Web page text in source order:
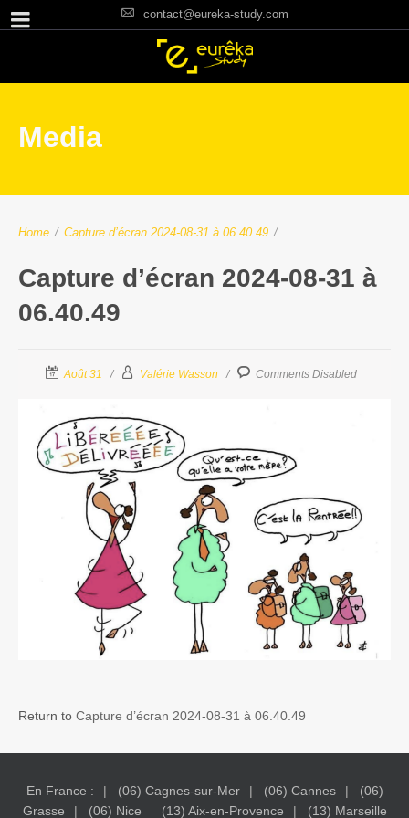
contact@eureka-study.com
Media
Home / Capture d’écran 2024-08-31 à 06.40.49 /
Capture d’écran 2024-08-31 à
06.40.49
Août 31 Valérie Wasson Comments Disabled
Return to Capture d’écran 2024-08-31 à 06.40.49
En France : (06) Cagnes-sur-Mer (06) Cannes
(06)
Grasse
(06) Nice (13) Aix-en-Provence (13) Marseille